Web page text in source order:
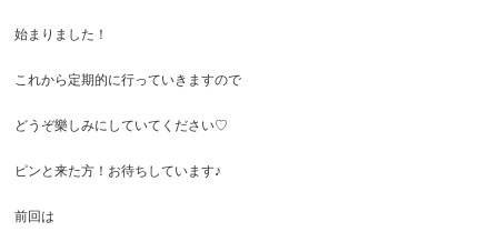
始まりました！
これから定期的に行っていきますので
どうぞ樂しみにしていてください♡
ピンと来た方！お待ちしています♪
前回は